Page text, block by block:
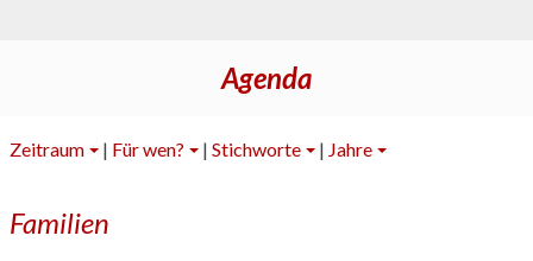
Agenda
Zeitraum | Für wen? | Stichworte | Jahre
Familien